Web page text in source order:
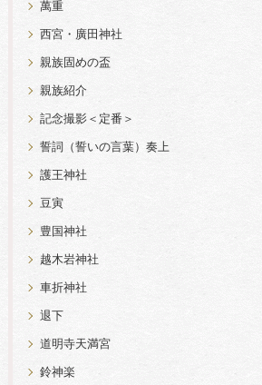
萬重
西宮・廣田神社
親族固めの盃
親族紹介
記念撮影＜定番＞
誓詞（誓いの言葉）奏上
護王神社
豆寅
豊国神社
越木岩神社
車折神社
退下
道明寺天満宮
鈴神楽